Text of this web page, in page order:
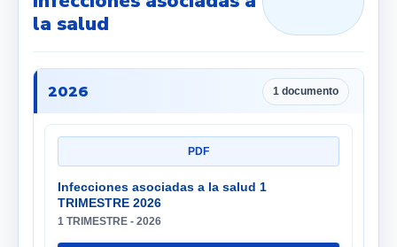
la salud
2026 1 documento
PDF
Infecciones asociadas a la salud 1
TRIMESTRE 2026
1 TRIMESTRE - 2026